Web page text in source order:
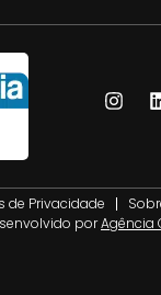
de Privacidade
porAgência